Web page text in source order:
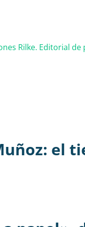
Rilke. Editorial de
el